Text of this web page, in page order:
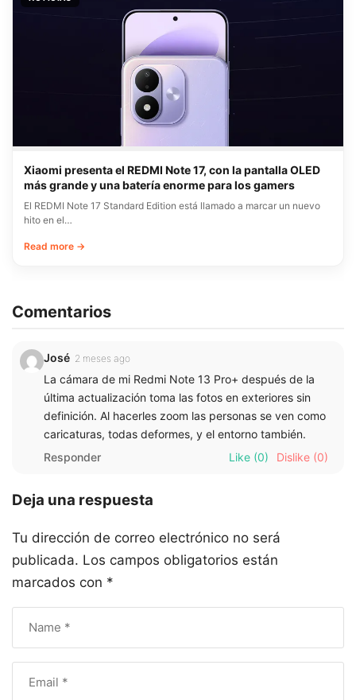
Xiaomi presenta el REDMI Note 17, con la pantalla OLED
más grande y una batería enorme para los gamers
El REDMI Note 17 Standard Edition está llamado a marcar un nuevo
hito en el…
Read more →
Comentarios
José 2 meses ago
La cámara de mi Redmi Note 13 Pro+ después de la
última actualización toma las fotos en exteriores sin
definición. Al hacerles zoom las personas se ven como
caricaturas, todas deformes, y el entorno también.
Responder
Like (0) Dislike (0)
Deja una respuesta
Tu dirección de correo electrónico no será
publicada. Los campos obligatorios están
marcados con *